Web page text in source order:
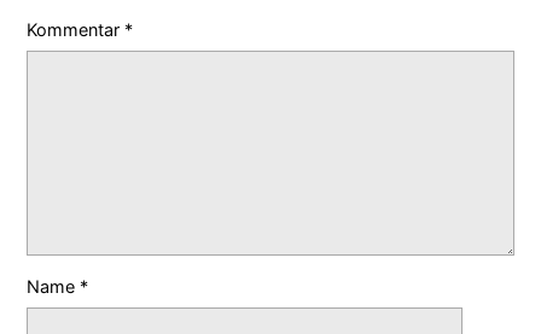
Kommentar *
Name *